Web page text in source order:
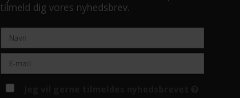
tilmeld dig vores nyhedsbrev.